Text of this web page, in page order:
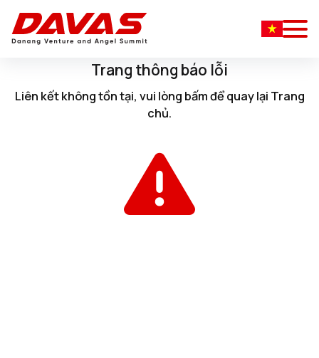
Trang thông báo lỗi
Liên kết không tồn tại, vui lòng bấmđể quay lại Trang
chủ.